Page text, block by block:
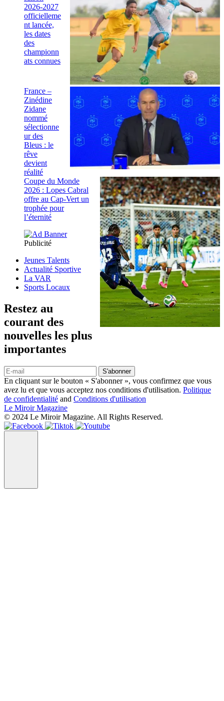
2026-2027
officielleme
nt lancée,
les dates
des
championn
ats connues
France –
Zinédine
Zidane
nommé
sélectionne
ur des
Bleus : le
rêve
devient
réalité
Coupe du Monde
2026 : Lopes Cabral
offre au Cap-Vert un
trophée pour
l’éternité
Publicité
Jeunes Talents
Actualité Sportive
La VAR
Sports Locaux
Restez au
courant des
nouvelles les plus
importantes
S'abonner
En cliquant sur le bouton « S'abonner », vous confirmez que vous
avez lu et que vous acceptez nos conditions d'utilisation. Politique
de confidentialité and Conditions d'utilisation
Le Miroir Magazine
© 2024 Le Miroir Magazine. All Rights Reserved.